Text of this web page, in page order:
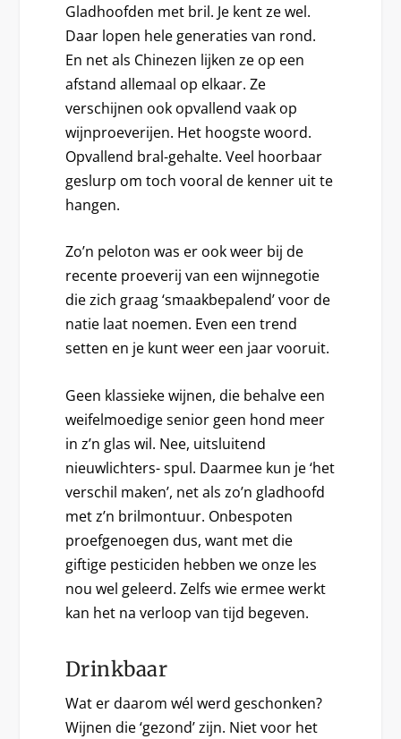
Gladhoofden met bril. Je kent ze wel.
Daar lopen hele generaties van rond.
En net als Chinezen lijken ze op een
afstand allemaal op elkaar. Ze
verschijnen ook opvallend vaak op
wijnproeverijen. Het hoogste woord.
Opvallend bral-gehalte. Veel hoorbaar
geslurp om toch vooral de kenner uit te
hangen.
Zo’n peloton was er ook weer bij de
recente proeverij van een wijnnegotie
die zich graag ‘smaakbepalend’ voor de
natie laat noemen. Even een trend
setten en je kunt weer een jaar vooruit.
Geen klassieke wijnen, die behalve een
weifelmoedige senior geen hond meer
in z’n glas wil. Nee, uitsluitend
nieuwlichters- spul. Daarmee kun je ‘het
verschil maken’, net als zo’n gladhoofd
met z’n brilmontuur. Onbespoten
proefgenoegen dus, want met die
giftige pesticiden hebben we onze les
nou wel geleerd. Zelfs wie ermee werkt
kan het na verloop van tijd begeven.
Drinkbaar
Wat er daarom wél werd geschonken?
Wijnen die ‘gezond’ zijn. Niet voor het